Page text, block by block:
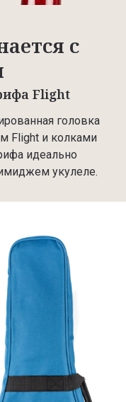
с
Flight
головка
Flight и колками
идеально
укулеле.